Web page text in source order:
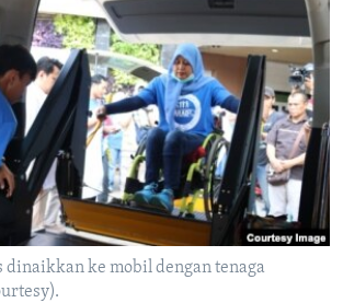
dinaikkan ke mobil dengan tenaga